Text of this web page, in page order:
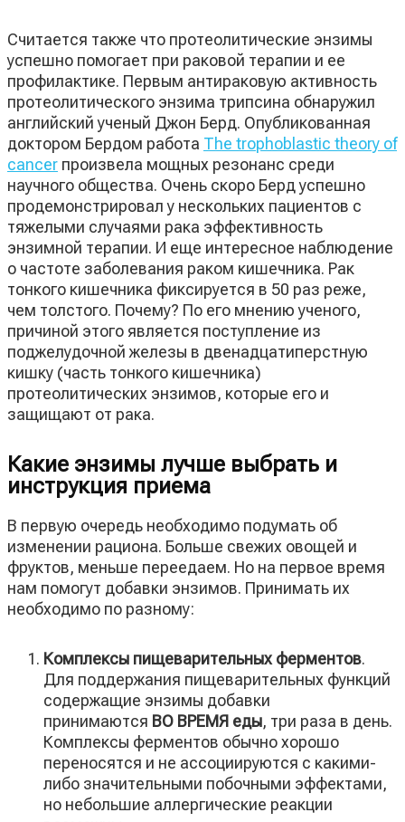
Считается также что протеолитические энзимы
успешно помогает при раковой терапии и ее
профилактике. Первым антираковую активность
протеолитического энзима трипсина обнаружил
английский ученый Джон Берд. Опубликованная
доктором Бердом работа The trophoblastic theory of
cancer произвела мощных резонанс среди
научного общества. Очень скоро Берд успешно
продемонстрировал у нескольких пациентов с
тяжелыми случаями рака эффективность
энзимной терапии. И еще интересное наблюдение
о частоте заболевания раком кишечника. Рак
тонкого кишечника фиксируется в 50 раз реже,
чем толстого. Почему? По его мнению ученого,
причиной этого является поступление из
поджелудочной железы в двенадцатиперстную
кишку (часть тонкого кишечника)
протеолитических энзимов, которые его и
защищают от рака.
Какие энзимы лучше выбрать и
инструкция приема
В первую очередь необходимо подумать об
изменении рациона. Больше свежих овощей и
фруктов, меньше переедаем. Но на первое время
нам помогут добавки энзимов. Принимать их
необходимо по разному:
Комплексы пищеварительных ферментов.
Для поддержания пищеварительных функций
содержащие энзимы добавки
принимаются ВО ВРЕМЯ еды, три раза в день.
Комплексы ферментов обычно хорошо
переносятся и не ассоциируются с какими-
либо значительными побочными эффектами,
но небольшие аллергические реакции